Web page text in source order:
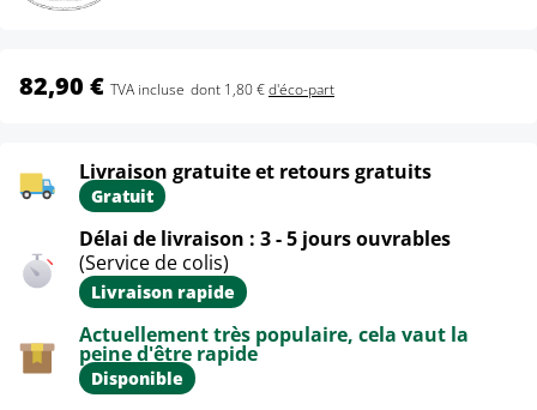
82,90 € TVA incluse dont 1,80 €d'éco-part
Livraison gratuite et retours gratuits
Gratuit
Délai de livraison : 3 - 5 jours ouvrables
(Service de colis)
Livraison rapide
Actuellement très populaire, cela vaut la
peine d'être rapide
Disponible